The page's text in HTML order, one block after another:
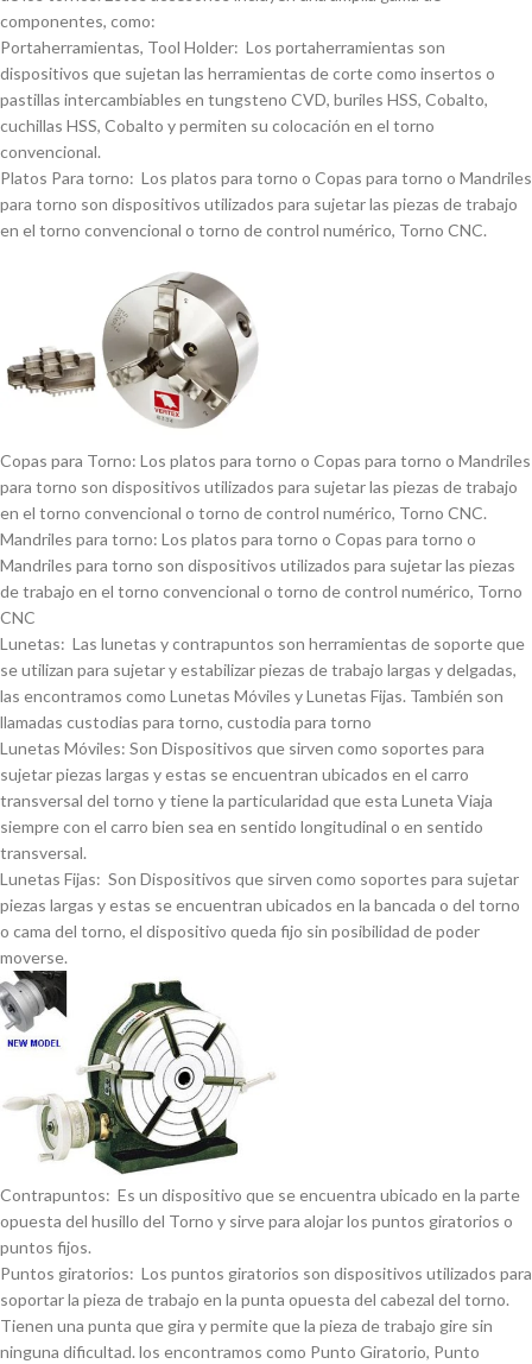
componentes, como:
Portaherramientas, Tool Holder: Los portaherramientas son
dispositivos que sujetan las herramientas de corte como insertos o
pastillas intercambiables en tungsteno CVD, buriles HSS, Cobalto,
cuchillas HSS, Cobalto y permiten su colocación en el torno
convencional.
Platos Para torno: Los platos para torno o Copas para torno o Mandriles
para torno son dispositivos utilizados para sujetar las piezas de trabajo
en el torno convencional o torno de control numérico, Torno CNC.
Copas para Torno: Los platos para torno o Copas para torno o Mandriles
para torno son dispositivos utilizados para sujetar las piezas de trabajo
en el torno convencional o torno de control numérico, Torno CNC.
Mandriles para torno: Los platos para torno o Copas para torno o
Mandriles para torno son dispositivos utilizados para sujetar las piezas
de trabajo en el torno convencional o torno de control numérico, Torno
CNC
Lunetas: Las lunetas y contrapuntos son herramientas de soporte que
se utilizan para sujetar y estabilizar piezas de trabajo largas y delgadas,
las encontramos como Lunetas Móviles y Lunetas Fijas. También son
llamadas custodias para torno, custodia para torno
Lunetas Móviles: Son Dispositivos que sirven como soportes para
sujetar piezas largas y estas se encuentran ubicados en el carro
transversal del torno y tiene la particularidad que esta Luneta Viaja
siempre con el carro bien sea en sentido longitudinal o en sentido
transversal.
Lunetas Fijas: Son Dispositivos que sirven como soportes para sujetar
piezas largas y estas se encuentran ubicados en la bancada o del torno
o cama del torno, el dispositivo queda fijo sin posibilidad de poder
moverse.
Contrapuntos: Es un dispositivo que se encuentra ubicado en la parte
opuesta del husillo del Torno y sirve para alojar los puntos giratorios o
puntos fijos.
Puntos giratorios: Los puntos giratorios son dispositivos utilizados para
soportar la pieza de trabajo en la punta opuesta del cabezal del torno.
Tienen una punta que gira y permite que la pieza de trabajo gire sin
ninguna dificultad. los encontramos como Punto Giratorio, Punto